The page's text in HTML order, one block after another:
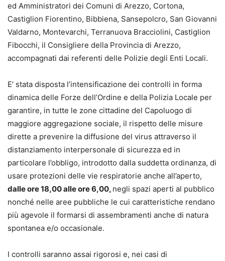
ed Amministratori dei Comuni di Arezzo, Cortona,
Castiglion Fiorentino, Bibbiena, Sansepolcro, San Giovanni
Valdarno, Montevarchi, Terranuova Bracciolini, Castiglion
Fibocchi, il Consigliere della Provincia di Arezzo,
accompagnati dai referenti delle Polizie degli Enti Locali.
E’ stata disposta l’intensificazione dei controlli in forma
dinamica delle Forze dell’Ordine e della Polizia Locale per
garantire, in tutte le zone cittadine del Capoluogo di
maggiore aggregazione sociale, il rispetto delle misure
dirette a prevenire la diffusione del virus attraverso il
distanziamento interpersonale di sicurezza ed in
particolare l’obbligo, introdotto dalla suddetta ordinanza, di
usare protezioni delle vie respiratorie anche all’aperto,
dalle ore 18,00 alle ore 6,00, negli spazi aperti al pubblico
nonché nelle aree pubbliche le cui caratteristiche rendano
più agevole il formarsi di assembramenti anche di natura
spontanea e/o occasionale.
I controlli saranno assai rigorosi e, nei casi di